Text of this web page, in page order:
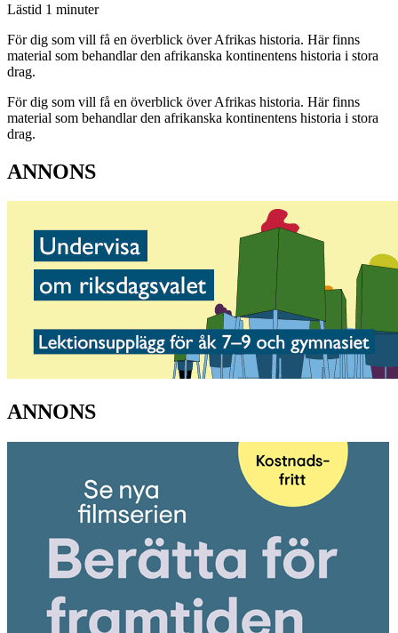
Lästid 1 minuter
För dig som vill få en överblick över Afrikas historia. Här finns
material som behandlar den afrikanska kontinentens historia i stora
drag.
För dig som vill få en överblick över Afrikas historia. Här finns
material som behandlar den afrikanska kontinentens historia i stora
drag.
ANNONS
ANNONS